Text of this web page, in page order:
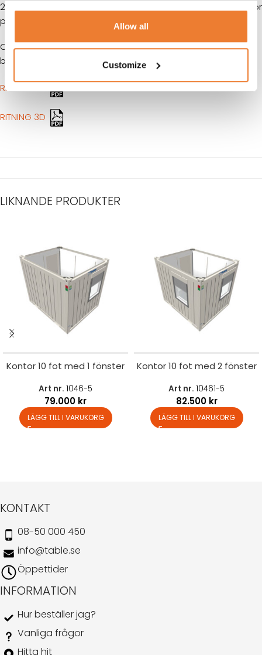
Allow all
Customize
2 personer ger denna enhet möjlighet till ett bekvämt kontor
på plats vid din tillfälliga arbetsplats.
Containern är som standard utrustad med isolering, värme,
belysning och ventilation i form av självdrag.
RITNING 2D
RITNING 3D
LIKNANDE PRODUKTER
Kontor 10 fot med 1 fönster
Art nr. 1046-5
79.000 kr
LÄGG TILL I VARUKORG
Kontor 10 fot med 2 fönster
Art nr. 10461-5
82.500 kr
LÄGG TILL I VARUKORG
KONTAKT
08-50 000 450
info@table.se
Öppettider
INFORMATION
Hur beställer jag?
Vanliga frågor
Hitta hit